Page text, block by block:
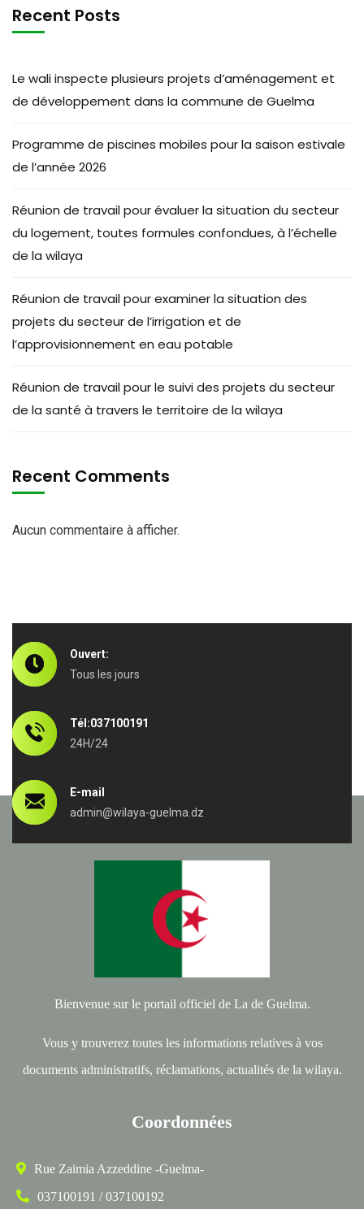
Recent Posts
Le wali inspecte plusieurs projets d’aménagement et
de développement dans la commune de Guelma
Programme de piscines mobiles pour la saison estivale
de l’année 2026
Réunion de travail pour évaluer la situation du secteur
du logement, toutes formules confondues, à l’échelle
de la wilaya
Réunion de travail pour examiner la situation des
projets du secteur de l’irrigation et de
l’approvisionnement en eau potable
Réunion de travail pour le suivi des projets du secteur
de la santé à travers le territoire de la wilaya
Recent Comments
Aucun commentaire à afficher.
Ouvert:
Tous les jours
Tél:037100191
24H/24
E-mail
admin@wilaya-guelma.dz
Bienvenue sur le portail officiel de La de Guelma.
Vous y trouverez toutes les informations relatives à vos
documents administratifs, réclamations, actualités de la wilaya.
Coordonnées
Rue Zaimia Azzeddine -Guelma-
037100191 / 037100192